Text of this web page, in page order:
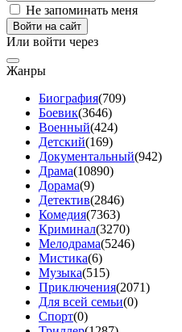
Не запоминать меня
Войти на сайт
Или войти через
Жанры
Биография(709)
Боевик(3646)
Военный(424)
Детский(169)
Документальный(942)
Драма(10890)
Дорама(9)
Детектив(2846)
Комедия(7363)
Криминал(3270)
Мелодрама(5246)
Мистика(6)
Музыка(515)
Приключения(2071)
Для всей семьи(0)
Спорт(0)